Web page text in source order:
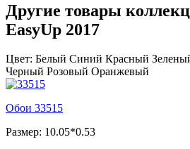
Другие товары
EasyUp 2017
Цвет: Белый Синий Красный
Черный Розовый Оранжевый
Обои 33515
Размер: 10.05*0.53